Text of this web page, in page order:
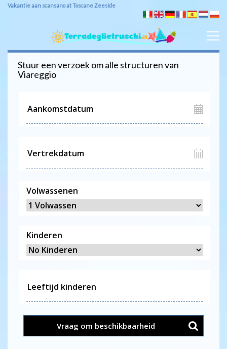
Vakantie aan scansano at Toscane Zeeside
Stuur een verzoek om alle structuren van
Viareggio
Volwassenen
Kinderen
Vraag om beschikbaarheid